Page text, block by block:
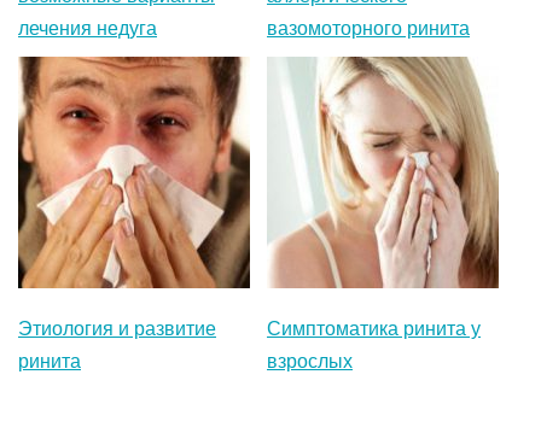
лечения недуга
вазомоторного ринита
Этиология и развитие
ринита
Симптоматика ринита у
взрослых